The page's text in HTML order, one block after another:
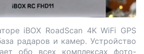
iBOX RoadScan 4K WiFi GPS
радаров и камер. Устройство
обо всех комплексах фото-